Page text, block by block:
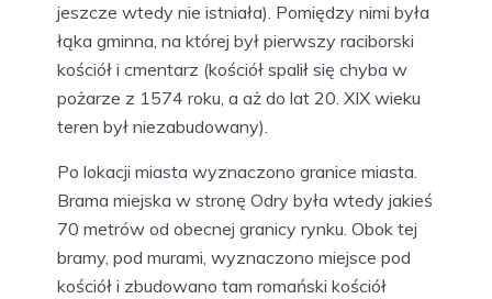
jeszcze wtedy nie istniała). Pomiędzy nimi była
łąka gminna, na której był pierwszy raciborski
kościół i cmentarz (kościół spalił się chyba w
pożarze z 1574 roku, a aż do lat 20. XIX wieku
teren był niezabudowany).
Po lokacji miasta wyznaczono granice miasta.
Brama miejska w stronę Odry była wtedy jakieś
70 metrów od obecnej granicy rynku. Obok tej
bramy, pod murami, wyznaczono miejsce pod
kościół i zbudowano tam romański kościół